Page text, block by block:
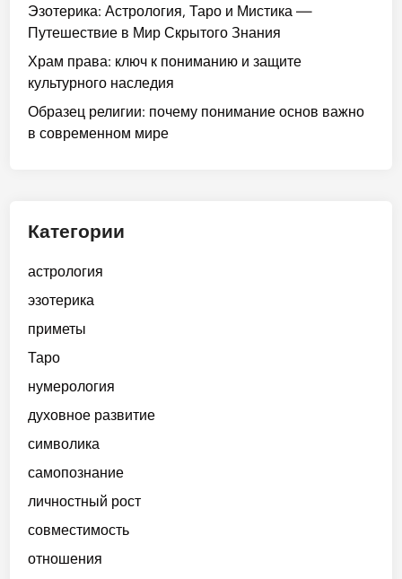
Эзотерика: Астрология, Таро и Мистика —
Путешествие в Мир Скрытого Знания
Храм права: ключ к пониманию и защите
культурного наследия
Образец религии: почему понимание основ важно
в современном мире
Категории
астрология
эзотерика
приметы
Таро
нумерология
духовное развитие
символика
самопознание
личностный рост
совместимость
отношения